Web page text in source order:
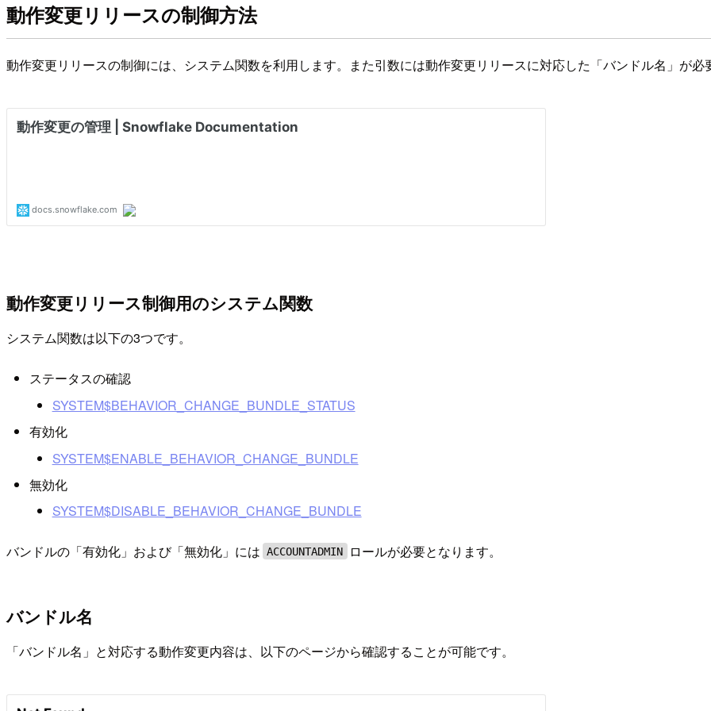
動作変更リリースの制御方法
動作変更リリースの制御には、システム関数を利用します。また引数には動作変更リリースに対応した「バンドル名」が必
動作変更リリース制御用のシステム関数
システム関数は以下の3つです。
ステータスの確認
SYSTEM$BEHAVIOR_CHANGE_BUNDLE_STATUS
有効化
SYSTEM$ENABLE_BEHAVIOR_CHANGE_BUNDLE
無効化
SYSTEM$DISABLE_BEHAVIOR_CHANGE_BUNDLE
バンドルの「有効化」および「無効化」には ACCOUNTADMIN ロールが必要となります。
バンドル名
「バンドル名」と対応する動作変更内容は、以下のページから確認することが可能です。